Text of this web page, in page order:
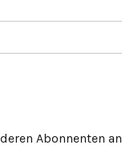
Abonnenten an